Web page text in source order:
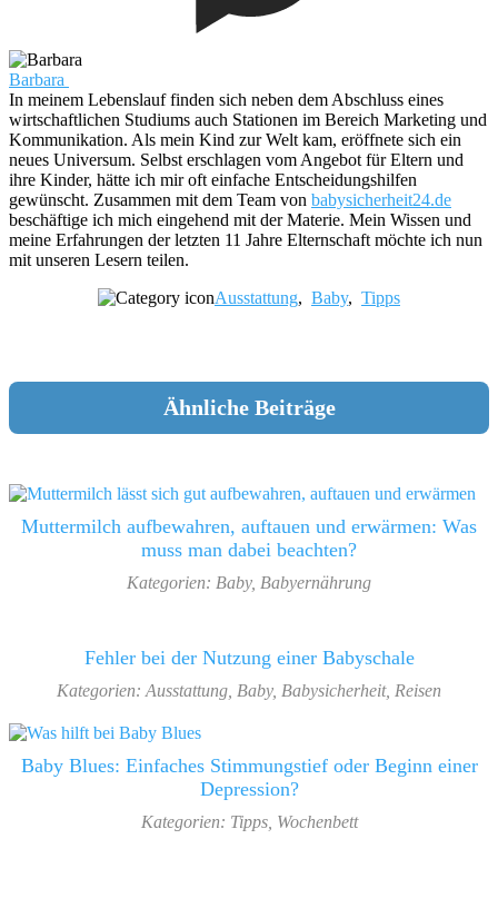
Barbara
In meinem Lebenslauf finden sich neben dem Abschluss eines
wirtschaftlichen Studiums auch Stationen im Bereich Marketing und
Kommunikation. Als mein Kind zur Welt kam, eröffnete sich ein
neues Universum. Selbst erschlagen vom Angebot für Eltern und
ihre Kinder, hätte ich mir oft einfache Entscheidungshilfen
gewünscht. Zusammen mit dem Team von babysicherheit24.de
beschäftige ich mich eingehend mit der Materie. Mein Wissen und
meine Erfahrungen der letzten 11 Jahre Elternschaft möchte ich nun
mit unseren Lesern teilen.
Ausstattung, Baby, Tipps
Ähnliche Beiträge
Muttermilch aufbewahren, auftauen und erwärmen: Was
muss man dabei beachten?
Kategorien: Baby, Babyernährung
Fehler bei der Nutzung einer Babyschale
Kategorien: Ausstattung Baby, Babysicherheit, Reisen
Baby Blues: Einfaches Stimmungstief oder Beginn einer
Depression?
Kategorien: Tipps, Wochenbett